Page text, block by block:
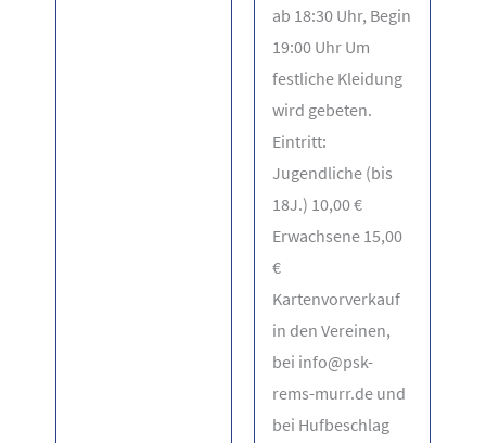
ab 18:30 Uhr, Begin
19:00 Uhr Um
festliche Kleidung
wird gebeten.
Eintritt:
Jugendliche (bis
18J.) 10,00 €
Erwachsene 15,00
€
Kartenvorverkauf
in den Vereinen,
bei info@psk-
rems-murr.de und
bei Hufbeschlag